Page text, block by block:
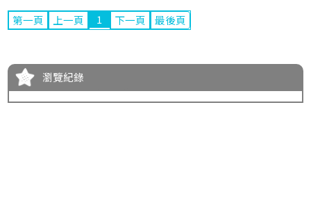
第一頁 上一頁 1 下一頁 最後頁
瀏覽紀錄